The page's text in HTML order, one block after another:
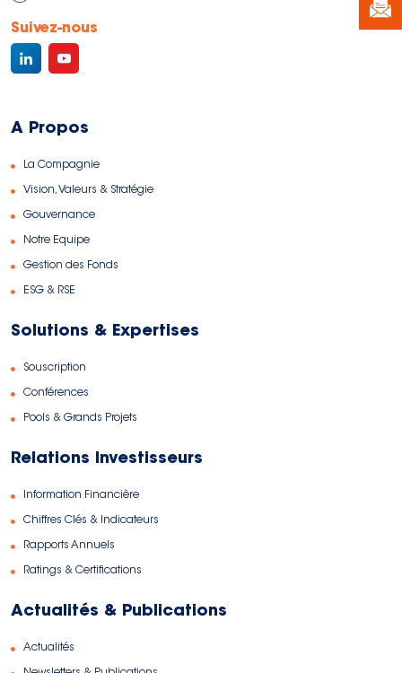
Suivez-nous
A Propos
La Compagnie
Vision, Valeurs & Stratégie
Gouvernance
Notre Equipe
Gestion des Fonds
ESG & RSE
Solutions & Expertises
Souscription
Conférences
Pools & Grands Projets
Relations Investisseurs
Information Financière
Chiffres Clés & Indicateurs
Rapports Annuels
Ratings & Certifications
Actualités & Publications
Actualités